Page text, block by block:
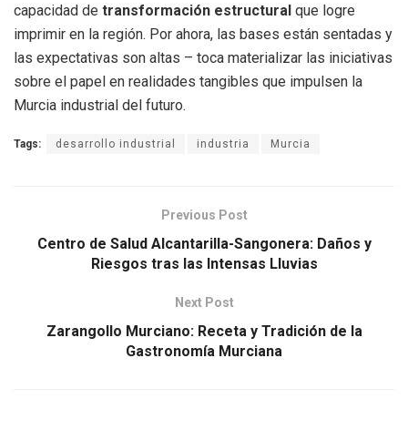
capacidad de transformación estructural que logre
imprimir en la región. Por ahora, las bases están sentadas y
las expectativas son altas – toca materializar las iniciativas
sobre el papel en realidades tangibles que impulsen la
Murcia industrial del futuro.
Tags: desarrollo industrial industria Murcia
Previous Post
Centro de Salud Alcantarilla-Sangonera: Daños y
Riesgos tras las Intensas Lluvias
Next Post
Zarangollo Murciano: Receta y Tradición de la
Gastronomía Murciana